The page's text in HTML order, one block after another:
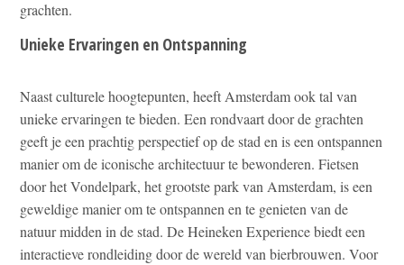
grachten.
Unieke Ervaringen en Ontspanning
Naast culturele hoogtepunten, heeft Amsterdam ook tal van
unieke ervaringen te bieden. Een rondvaart door de grachten
geeft je een prachtig perspectief op de stad en is een ontspannen
manier om de iconische architectuur te bewonderen. Fietsen
door het Vondelpark, het grootste park van Amsterdam, is een
geweldige manier om te ontspannen en te genieten van de
natuur midden in de stad. De Heineken Experience biedt een
interactieve rondleiding door de wereld van bierbrouwen. Voor